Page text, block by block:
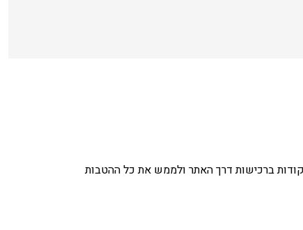
ברכישות דרך האתר ולממש את כל ההטבות